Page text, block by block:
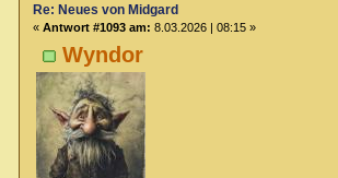
Wyndor
Re: Neues von Midgard
« Antwort #1093 am: 8.03.2026 | 08:15 »